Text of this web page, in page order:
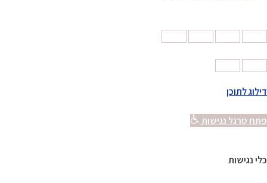
דילוג לתוכן
פתח סרגל נגישות
כלי נגישות